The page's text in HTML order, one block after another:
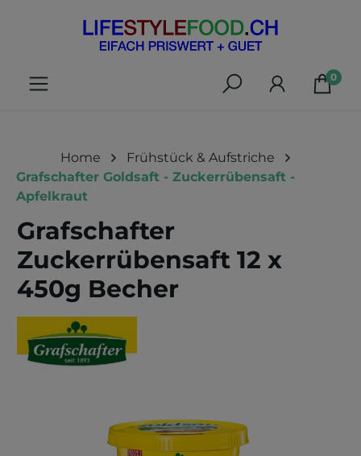
springen
0
Home
Frühstück & Aufstriche
Grafschafter Goldsaft - Zuckerrübensaft -
Apfelkraut
Grafschafter
Zuckerrübensaft 12 x
450g Becher
Bildergalerie überspringen